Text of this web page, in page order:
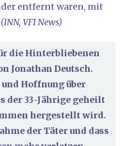
entfernt waren, mit
(INN, VFI News)
die Hinterbliebenen
Jonathan Deutsch.
Hoffnung über
der 33-Jährige geheilt
hergestellt wird.
der Täter und dass